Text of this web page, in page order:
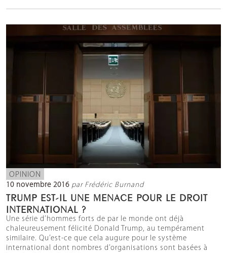
OPINION
10 novembre 2016 par Frédéric Burnand
TRUMP EST-IL UNE MENACE POUR LE DROIT
INTERNATIONAL ?
Une série d’hommes forts de par le monde ont déjà
chaleureusement félicité Donald Trump, au tempérament
similaire. Qu’est-ce que cela augure pour le système
international dont nombres d’organisations sont basées à